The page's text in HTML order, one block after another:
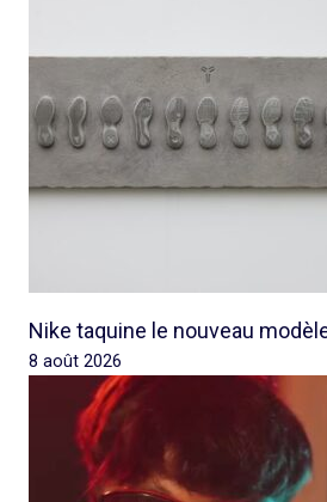
Nike taquine le nouveau
8 août 2026